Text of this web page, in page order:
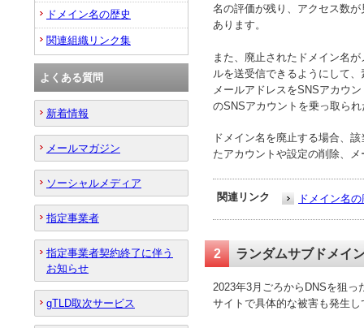
名の評価が残り、アクセス数
あります。
また、廃止されたドメイン名
ルを送受信できるようにして
メールアドレスをSNSアカウ
のSNSアカウントを乗っ取ら
ドメイン名を廃止する場合、
たアカウントや設定の削除、
関連リンク ドメイン名
2 ランダムサブドメイ
2023年3月ごろからDNSを狙
サイトで具体的な被害も発生
ドメイン名の歴史
関連組織リンク集
よくある質問
新着情報
メールマガジン
ソーシャルメディア
指定事業者
指定事業者契約終了に伴う
お知らせ
gTLD取次サービス